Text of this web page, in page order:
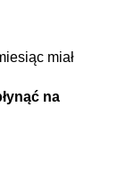
miał
na